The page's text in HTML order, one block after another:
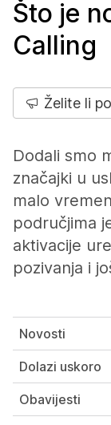
Što je
Calling
Želite li
Dodali smo
značajki u
malo
područjima
aktivacije
pozivanja i
Novosti
Dolazi uskoro
Obavijesti